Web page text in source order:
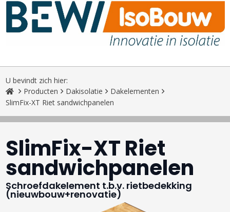
U bevindt zich hier:
Producten
Dakisolatie
Dakelementen
SlimFix-XT Riet sandwichpanelen
SlimFix-XT Riet
sandwichpanelen
Schroefdakelement t.b.v. rietbedekking
(nieuwbouw+renovatie)